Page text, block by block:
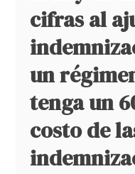
cifras al
un
tenga un
costo de